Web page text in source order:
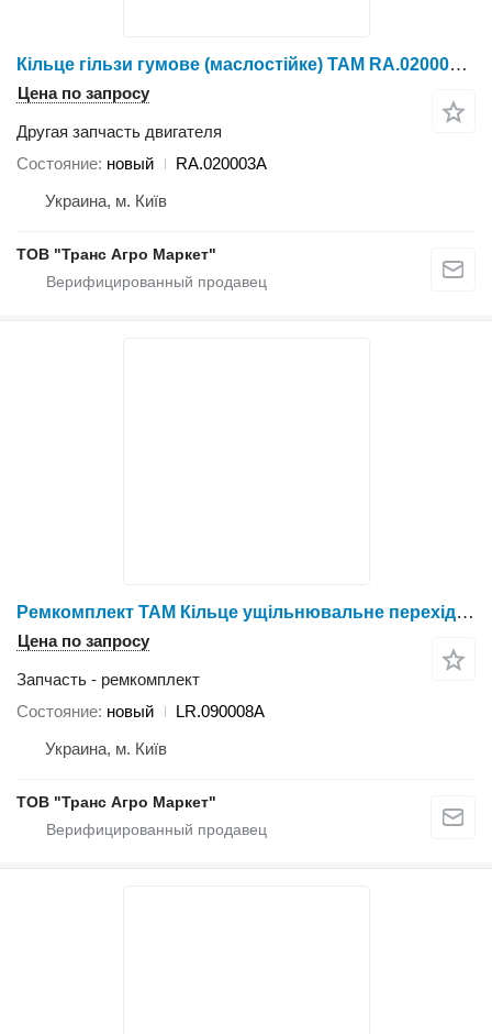
Кільце гільзи гумове (маслостійке) TAM RA.020003A для трактора колесного YTO 1024/1054/1304/1404
Цена по запросу
Другая запчасть двигателя
Состояние новый
RA.020003A
Украина, м. Київ
ТОВ "Транс Агро Маркет"
Ремкомплект TAM Кільце ущільнювальне перехідної плити LR.090008A для трактора колесного YTO 1024/1054/1304/1404
Цена по запросу
Запчасть - ремкомплект
Состояние новый
LR.090008A
Украина, м. Київ
ТОВ "Транс Агро Маркет"